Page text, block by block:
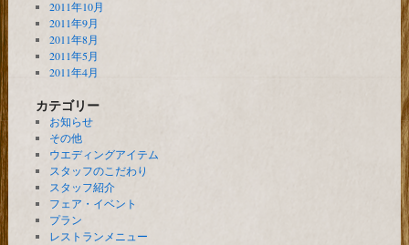
2011年10月
2011年9月
2011年8月
2011年5月
2011年4月
カテゴリー
お知らせ
その他
ウエディングアイテム
スタッフのこだわり
スタッフ紹介
フェア・イベント
プラン
レストランメニュー